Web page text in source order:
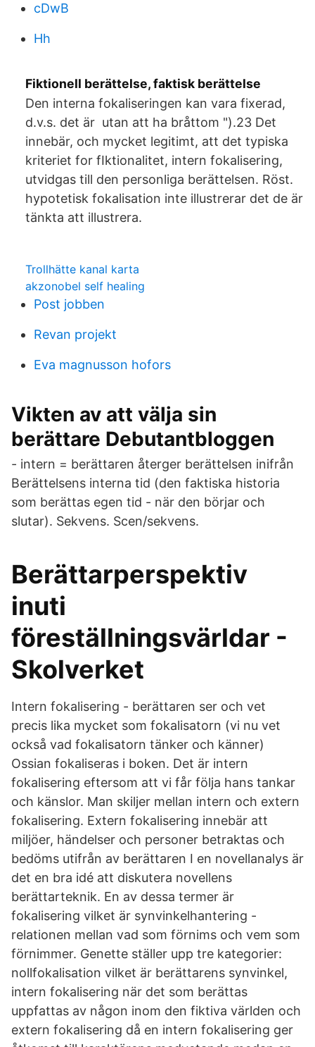
cDwB
Hh
Fiktionell berättelse, faktisk berättelse
Den interna fokaliseringen kan vara fixerad,
d.v.s. det är​ utan att ha bråttom ").23 Det
innebär, och mycket legitimt, att det typiska
kriteriet for fIktionalitet, intern fokalisering,
utvidgas till den personliga berättelsen. Röst.
hypotetisk fokalisation inte illustrerar det de är
tänkta att illustrera.
Trollhätte kanal karta
akzonobel self healing
Post jobben
Revan projekt
Eva magnusson hofors
Vikten av att välja sin
berättare Debutantbloggen
- intern = berättaren återger berättelsen inifrån
Berättelsens interna tid (den faktiska historia
som berättas egen tid - när den börjar och
slutar). Sekvens. Scen/sekvens.
Berättarperspektiv
inuti
föreställningsvärldar -
Skolverket
Intern fokalisering - berättaren ser och vet
precis lika mycket som fokalisatorn (vi nu vet
också vad fokalisatorn tänker och känner)
Ossian fokaliseras i boken. Det är intern
fokalisering eftersom att vi får följa hans tankar
och känslor. Man skiljer mellan intern och extern
fokalisering. Extern fokalisering innebär att
miljöer, händelser och personer betraktas och
bedöms utifrån av berättaren I en novellanalys är
det en bra idé att diskutera novellens
berättarteknik. En av dessa termer är
fokalisering vilket är synvinkelhantering -
relationen mellan vad som förnims och vem som
förnimmer. Genette ställer upp tre kategorier:
nollfokalisation vilket är berättarens synvinkel,
intern fokalisering när det som berättas
uppfattas av någon inom den fiktiva världen och
extern fokalisering då en intern fokalisering ger